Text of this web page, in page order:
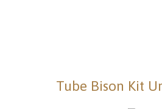
Tube Bison Kit